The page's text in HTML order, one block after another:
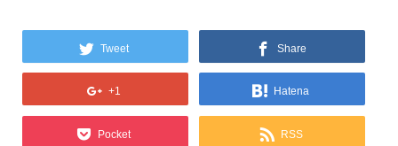
Tweet Share
+1 Hatena
Pocket RSS